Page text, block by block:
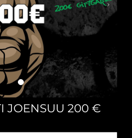
JOENSUU 200 €